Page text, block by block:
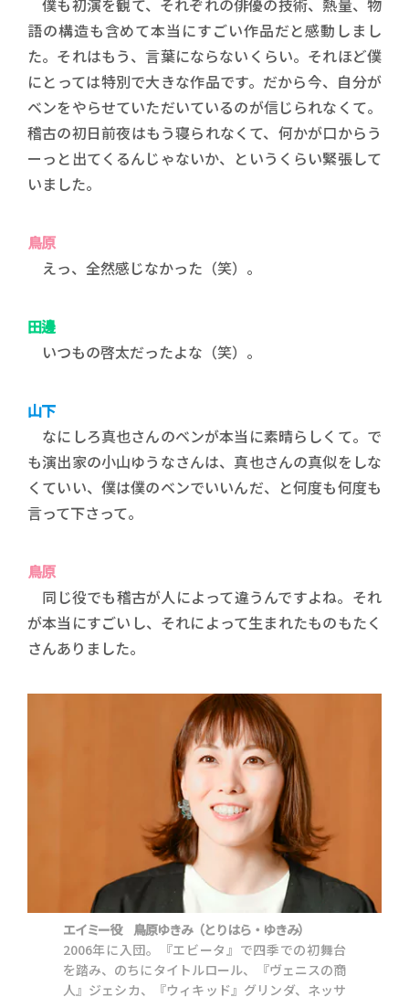
僕も初演を観て、それぞれの俳優の技術、熱量、物
語の構造も含めて本当にすごい作品だと感動しまし
た。それはもう、言葉にならないくらい。それほど僕
にとっては特別で大きな作品です。だから今、自分が
ベンをやらせていただいているのが信じられなくて。
稽古の初日前夜はもう寝られなくて、何かが口からう
ーっと出てくるんじゃないか、というくらい緊張して
いました。
鳥原
えっ、全然感じなかった（笑）。
田邊
いつもの啓太だったよな（笑）。
山下
なにしろ真也さんのベンが本当に素晴らしくて。で
も演出家の小山ゆうなさんは、真也さんの真似をしな
くていい、僕は僕のベンでいいんだ、と何度も何度も
言って下さって。
鳥原
同じ役でも稽古が人によって違うんですよね。それ
が本当にすごいし、それによって生まれたものもたく
さんありました。
エイミー役 鳥原ゆきみ（とりはら・ゆきみ）
2006年に入団。『エビータ』で四季での初舞台
を踏み、のちにタイトルロール、『ヴェニスの商
人』ジェシカ、『ウィキッド』グリンダ、ネッサ